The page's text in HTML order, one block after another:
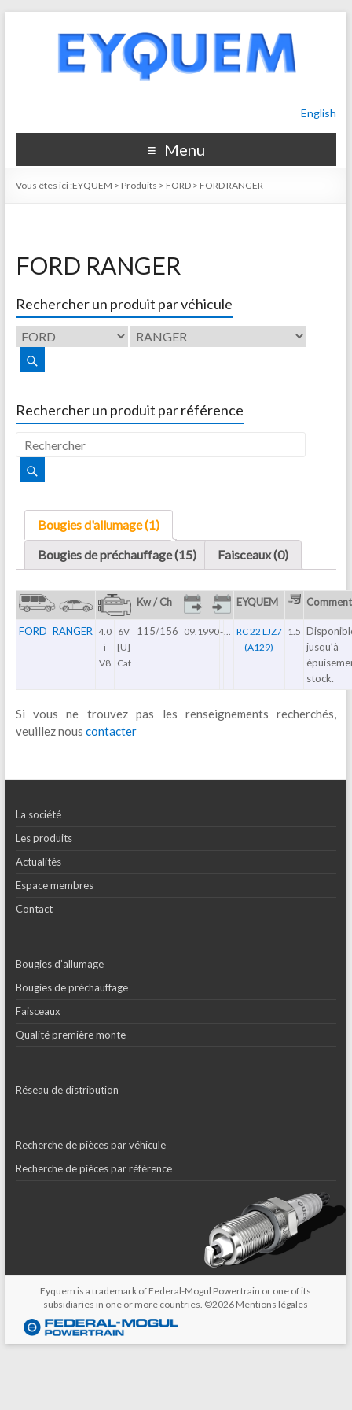
English
Menu
Vous êtes ici :EYQUEM > Produits > FORD> FORD RANGER
FORD RANGER
Rechercher un produit par véhicule
Rechercher un produit par référence
Bougies d'allumage (1)
Bougies de préchauffage (15)
Faisceaux (0)
Kw / Ch EYQUEM
FORD RANGER 4.0
i
V8
6V
[U]
Cat
115/156 09.1990-
RC 22 LJZ7
(A129)
1.5
jusqu’à
stock.
Si vous ne trouvez pas les renseignements recherchés,
veuillez nous contacter
La société
Les produits
Actualités
Espace membres
Contact
Bougies d’allumage
Bougies de préchauffage
Faisceaux
Qualité première monte
Réseau de distribution
Recherche de pièces par véhicule
Recherche de pièces par référence
Eyquem is a trademark of Federal-Mogul Powertrain or one of its
subsidiaries in one or more countries. ©2026 Mentions légales